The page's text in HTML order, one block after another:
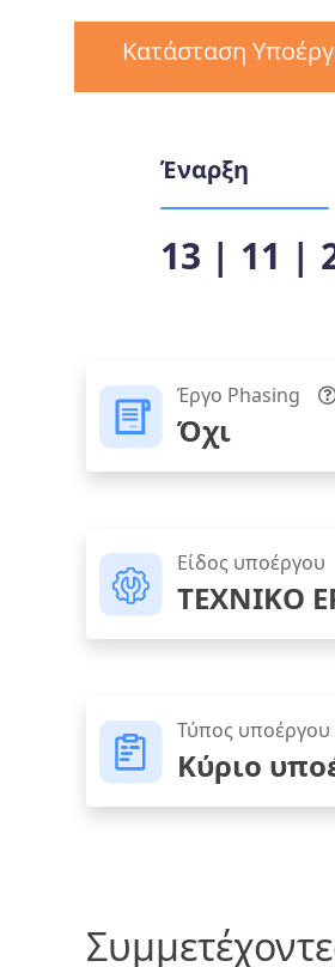
Κατάσταση
Έναρξη
13 | 11 |
Έργο Phasing
Όχι
Είδος υποέργου
ΤΕΧΝΙΚΟ
Τύπος υποέργου
Κύριο